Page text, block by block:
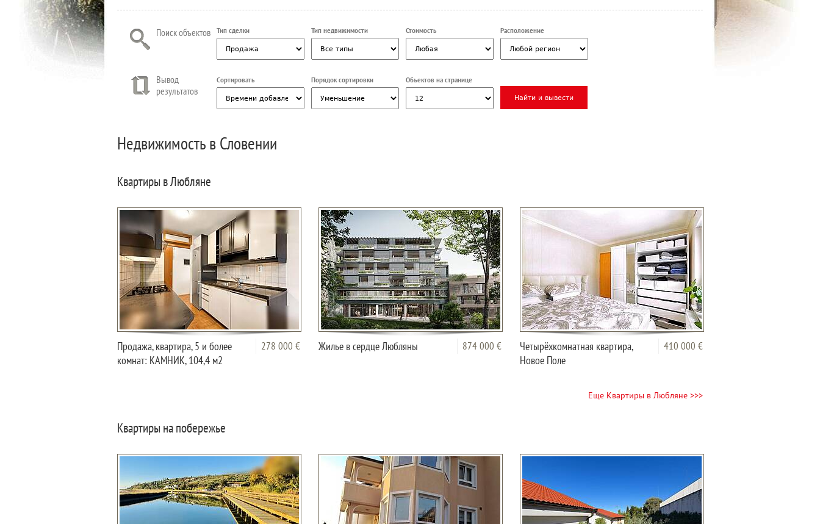
Поиск объектов Тип сделки Тип недвижимости Стоимость Расположение
Вывод
результатов
Сортировать Порядок сортировки Объектов на странице
Недвижимость в Словении
Квартиры в Любляне
278 000 €
Продажа, квартира, 5 и более
комнат: КАМНИК, 104,4 м2
874 000 €
Жилье в сердце Любляны 410 000 €
Четырёхкомнатная квартира,
Новое Поле
Еще Квартиры в Любляне >>>
Квартиры на побережье